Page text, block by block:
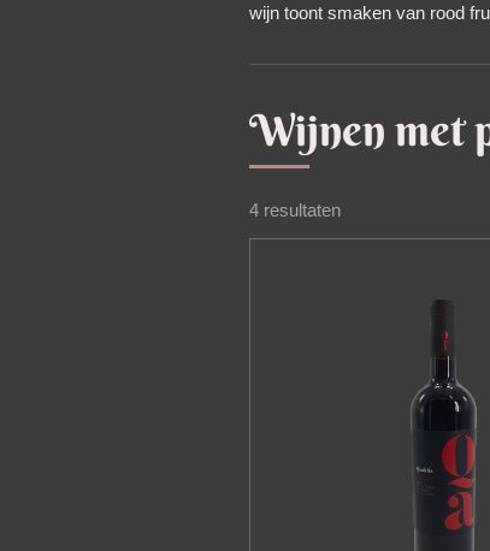
wijn toont smaken van rood
Wijnen met
4 resultaten